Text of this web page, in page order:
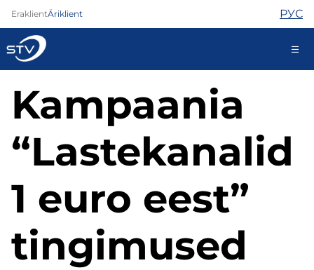
EraklientÄriklient РУС
kontakt@stv.ee
Iseteenindus
TV
Telefon
Turvateenused
Abi
Pood
Kampaania
“Lastekanalid
1 euro eest”
tingimused